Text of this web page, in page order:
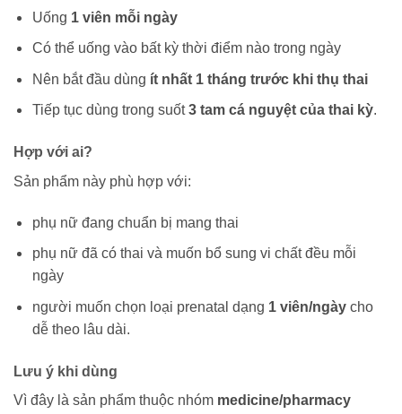
Uống 1 viên mỗi ngày
Có thể uống vào bất kỳ thời điểm nào trong ngày
Nên bắt đầu dùng ít nhất 1 tháng trước khi thụ thai
Tiếp tục dùng trong suốt3 tam cá nguyệt của thai kỳ.
Hợp với ai?
Sản phẩm này phù hợp với:
phụ nữ đang chuẩn bị mang thai
phụ nữ đã có thai và muốn bổ sung vi chất đều mỗi
ngày
người muốn chọn loại prenatal dạng 1 viên/ngàycho
dễ theo lâu dài.
Lưu ý khi dùng
Vì đây là sản phẩm thuộc nhóm medicine/pharmacy